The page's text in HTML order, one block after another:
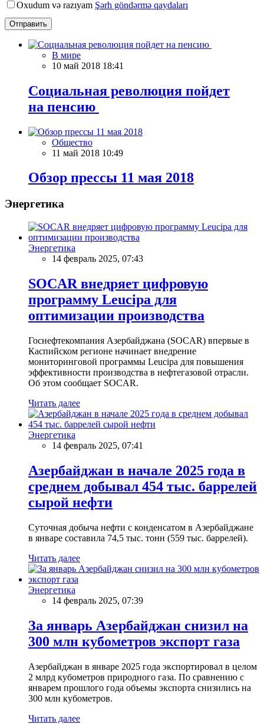
Oxudum və razıyam Şərh göndərmə qaydaları
Отправить
В мире
10 май 2018 18:41
Социальная революция пойдет
на пенсию
Общество
11 май 2018 10:49
Обзор прессы 11 мая 2018
Энергетика
Энергетика
14 февраль 2025, 07:43
SOCAR внедряет цифровую
программу Leucipa для
оптимизации производства
Госнефтекомпания Азербайджана (SOCAR) впервые в
Каспийском регионе начинает внедрение
мониторинговой программы Leucipa для повышения
эффективности производства в нефтегазовой отрасли.
Об этом сообщает SOCAR.
Читать далее
Энергетика
14 февраль 2025, 07:41
Азербайджан в начале 2025 года в
среднем добывал 454 тыс. баррелей
сырой нефти
Суточная добыча нефти с конденсатом в Азербайджане
в январе составила 74,5 тыс. тонн (559 тыс. баррелей).
Читать далее
Энергетика
14 февраль 2025, 07:39
За январь Азербайджан снизил на
300 млн кубометров экспорт газа
Азербайджан в январе 2025 года экспортировал в целом
2 млрд кубометров природного газа. По сравнению с
январем прошлого года объемы экспорта снизились на
300 млн кубометров.
Читать далее